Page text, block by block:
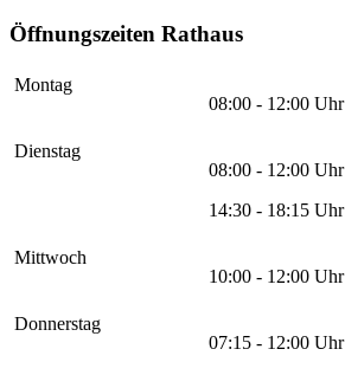
Öffnungszeiten Rathaus
Montag
08:00 - 12:00 Uhr
Dienstag
08:00 - 12:00 Uhr
14:30 - 18:15 Uhr
Mittwoch
10:00 - 12:00 Uhr
Donnerstag
07:15 - 12:00 Uhr